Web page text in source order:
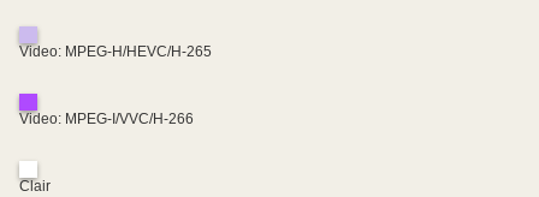
Video: MPEG-H/HEVC/H-265
Video: MPEG-I/VVC/H-266
Clair